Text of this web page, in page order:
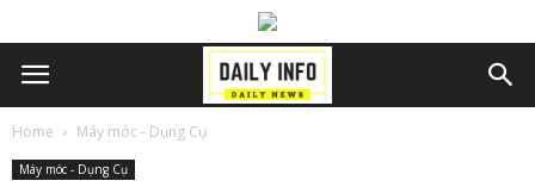
Home Máy móc - Dụng Cụ
Máy móc - Dụng Cụ